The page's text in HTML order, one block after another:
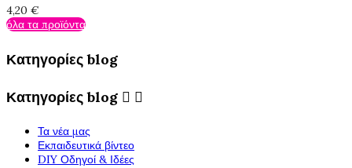
4,20 €
όλα τα προϊόντα
Κατηγορίες blog
Κατηγορίες blog  
Τα νέα μας
Εκπαιδευτικά βίντεο
DIY Οδηγοί & Ιδέες